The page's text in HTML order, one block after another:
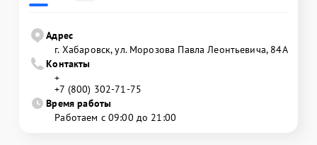
Адрес
г. Хабаровск, ул. Морозова Павла Леонтьевича, 84А
Контакты
+
+7 (800) 302-71-75
Время работы
Работаем с 09:00 до 21:00